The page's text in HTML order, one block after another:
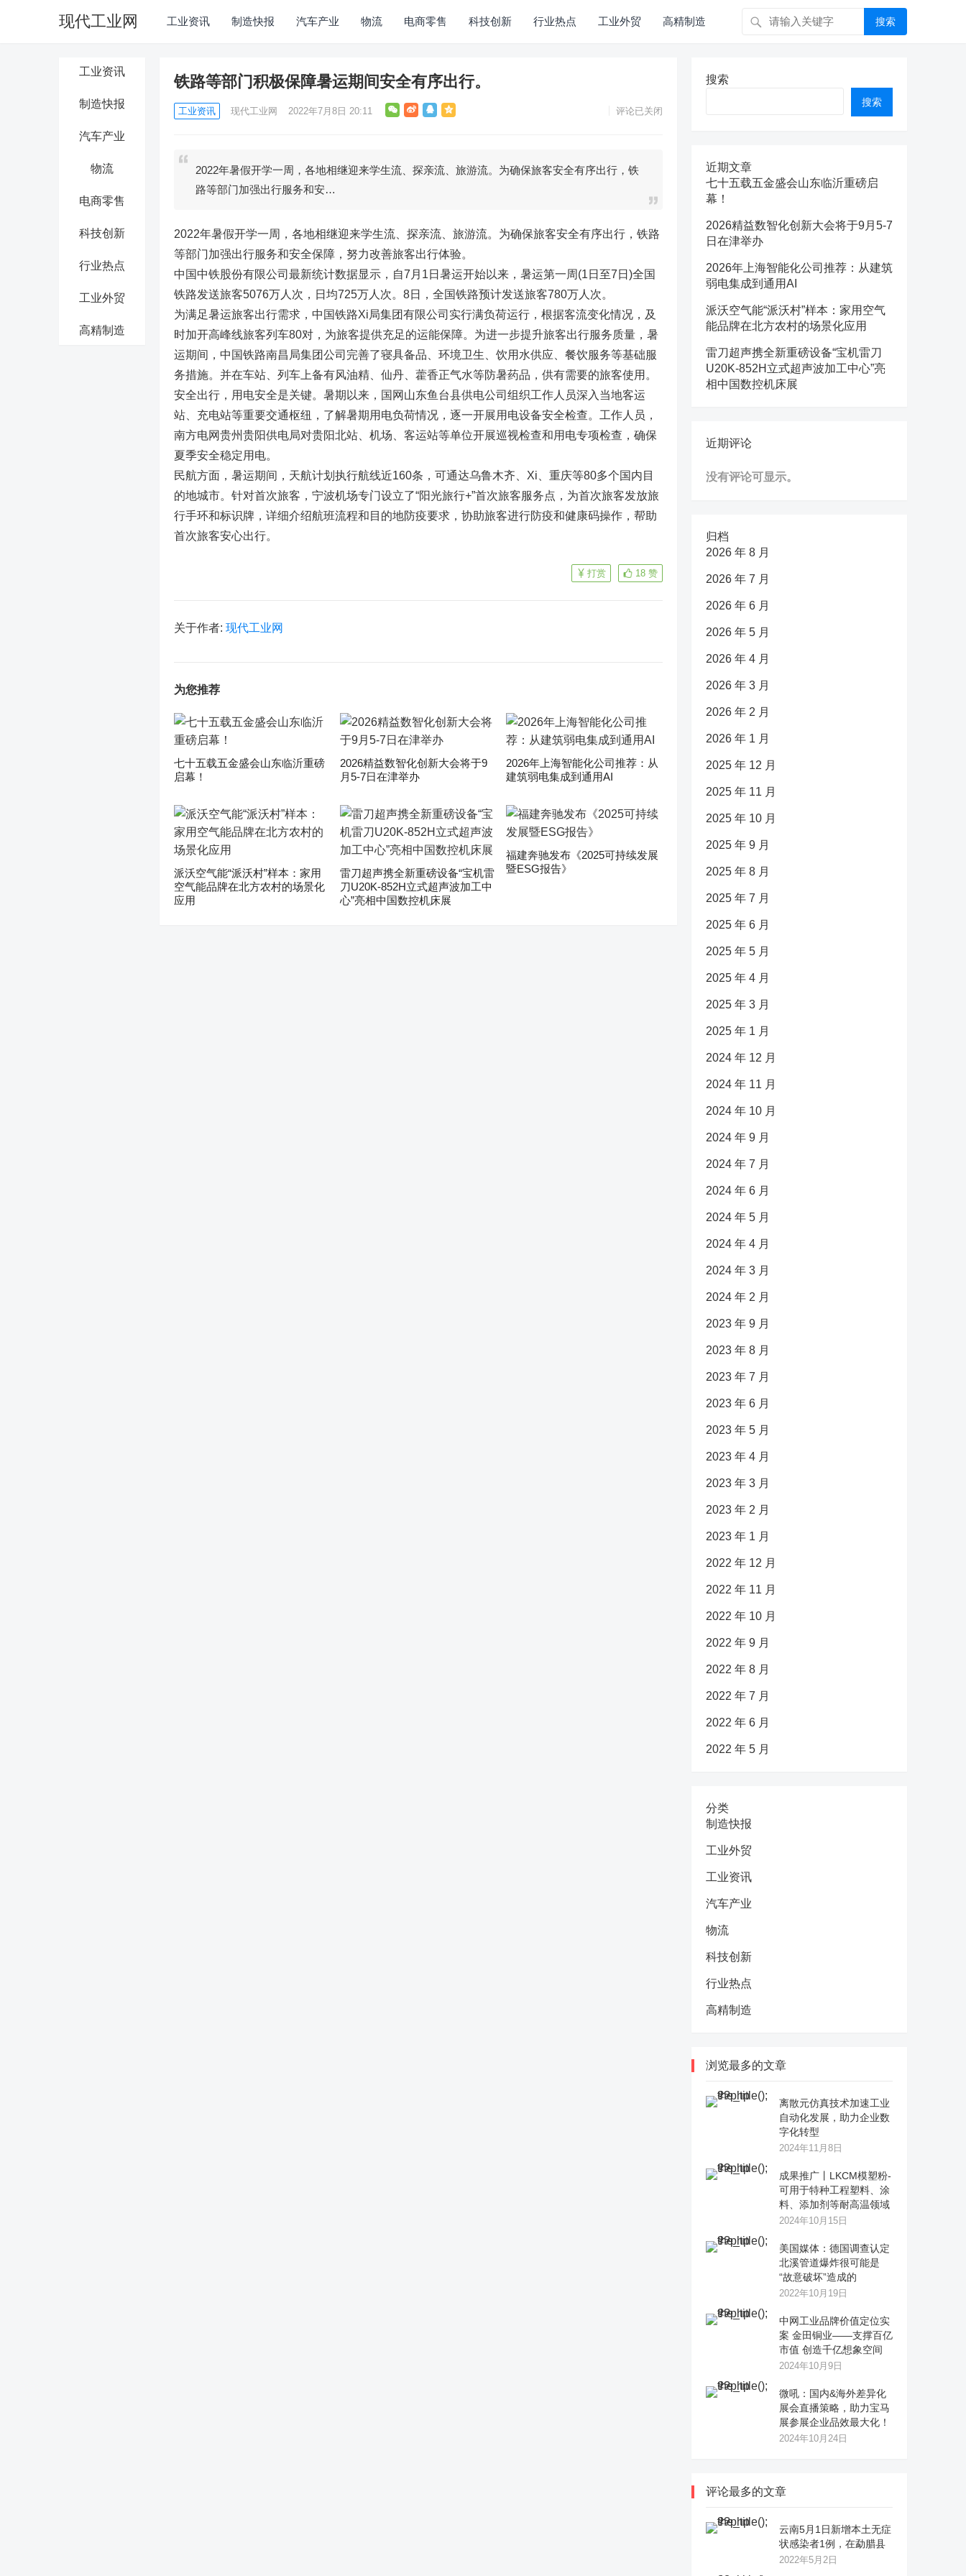
现代工业网 工业资讯 制造快报 汽车产业 物流 电商零售 科技创新 行业热点 工业外贸 高精制造 搜索
工业资讯
制造快报
汽车产业
物流
电商零售
科技创新
行业热点
工业外贸
高精制造
铁路等部门积极保障暑运期间安全有序出行。
工业资讯 现代工业网 2022年7月8日 20:11 评论已关闭
2022年暑假开学一周，各地相继迎来学生流、探亲流、旅游流。为确保旅客安全有序出行，铁
路等部门加强出行服务和安…
2022年暑假开学一周，各地相继迎来学生流、探亲流、旅游流。为确保旅客安全有序出行，铁路
等部门加强出行服务和安全保障，努力改善旅客出行体验。
中国中铁股份有限公司最新统计数据显示，自7月1日暑运开始以来，暑运第一周(1日至7日)全国
铁路发送旅客5076万人次，日均725万人次。8日，全国铁路预计发送旅客780万人次。
为满足暑运旅客出行需求，中国铁路Xi局集团有限公司实行满负荷运行，根据客流变化情况，及
时加开高峰线旅客列车80对，为旅客提供充足的运能保障。为进一步提升旅客出行服务质量，暑
运期间，中国铁路南昌局集团公司完善了寝具备品、环境卫生、饮用水供应、餐饮服务等基础服
务措施。并在车站、列车上备有风油精、仙丹、藿香正气水等防暑药品，供有需要的旅客使用。
安全出行，用电安全是关键。暑期以来，国网山东鱼台县供电公司组织工作人员深入当地客运
站、充电站等重要交通枢纽，了解暑期用电负荷情况，逐一开展用电设备安全检查。工作人员，
南方电网贵州贵阳供电局对贵阳北站、机场、客运站等单位开展巡视检查和用电专项检查，确保
夏季安全稳定用电。
民航方面，暑运期间，天航计划执行航线近160条，可通达乌鲁木齐、Xi、重庆等80多个国内目
的地城市。针对首次旅客，宁波机场专门设立了“阳光旅行+”首次旅客服务点，为首次旅客发放旅
行手环和标识牌，详细介绍航班流程和目的地防疫要求，协助旅客进行防疫和健康码操作，帮助
首次旅客安心出行。
18 赞
打赏
关于作者: 现代工业网
为您推荐
七十五载五金盛会山东临沂重磅
启幕！
2026精益数智化创新大会将于9
月5-7日在津举办
2026年上海智能化公司推荐：从
建筑弱电集成到通用AI
派沃空气能“派沃村”样本：家用
空气能品牌在北方农村的场景化
应用
雷刀超声携全新重磅设备“宝机雷
刀U20K-852H立式超声波加工中
心”亮相中国数控机床展
福建奔驰发布《2025可持续发展
暨ESG报告》
搜索
搜索
近期文章
七十五载五金盛会山东临沂重磅启
幕！
2026精益数智化创新大会将于9月5-7
日在津举办
2026年上海智能化公司推荐：从建筑
弱电集成到通用AI
派沃空气能“派沃村”样本：家用空气
能品牌在北方农村的场景化应用
雷刀超声携全新重磅设备“宝机雷刀
U20K-852H立式超声波加工中心”亮
相中国数控机床展
近期评论
没有评论可显示。
归档
2026 年 8 月
2026 年 7 月
2026 年 6 月
2026 年 5 月
2026 年 4 月
2026 年 3 月
2026 年 2 月
2026 年 1 月
2025 年 12 月
2025 年 11 月
2025 年 10 月
2025 年 9 月
2025 年 8 月
2025 年 7 月
2025 年 6 月
2025 年 5 月
2025 年 4 月
2025 年 3 月
2025 年 1 月
2024 年 12 月
2024 年 11 月
2024 年 10 月
2024 年 9 月
2024 年 7 月
2024 年 6 月
2024 年 5 月
2024 年 4 月
2024 年 3 月
2024 年 2 月
2023 年 9 月
2023 年 8 月
2023 年 7 月
2023 年 6 月
2023 年 5 月
2023 年 4 月
2023 年 3 月
2023 年 2 月
2023 年 1 月
2022 年 12 月
2022 年 11 月
2022 年 10 月
2022 年 9 月
2022 年 8 月
2022 年 7 月
2022 年 6 月
2022 年 5 月
分类
制造快报
工业外贸
工业资讯
汽车产业
物流
科技创新
行业热点
高精制造
浏览最多的文章
离散元仿真技术加速工业
自动化发展，助力企业数
字化转型
2024年11月8日
成果推广丨LKCM模塑粉-
可用于特种工程塑料、涂
料、添加剂等耐高温领域
2024年10月15日
美国媒体：德国调查认定
北溪管道爆炸很可能是
“故意破坏”造成的
2022年10月19日
中网工业品牌价值定位实
案 金田铜业——支撑百亿
市值 创造千亿想象空间
2024年10月9日
微吼：国内&海外差异化
展会直播策略，助力宝马
展参展企业品效最大化！
2024年10月24日
评论最多的文章
云南5月1日新增本土无症
状感染者1例，在勐腊县
2022年5月2日